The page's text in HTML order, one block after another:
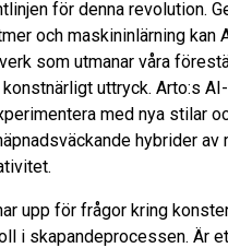
för denna revolution.
och maskininlärning kan
som utmanar våra
uttryck. Arto:s
med nya stilar
hybrider av
upp för frågor kring
i skapandeprocessen. Är